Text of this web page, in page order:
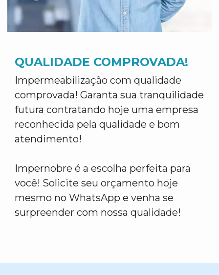
QUALIDADE COMPROVADA!
Impermeabilização com qualidade
comprovada! Garanta sua tranquilidade
futura contratando hoje uma empresa
reconhecida pela qualidade e bom
atendimento!
Impernobre é a escolha perfeita para
você! Solicite seu orçamento hoje
mesmo no WhatsApp e venha se
surpreender com nossa qualidade!